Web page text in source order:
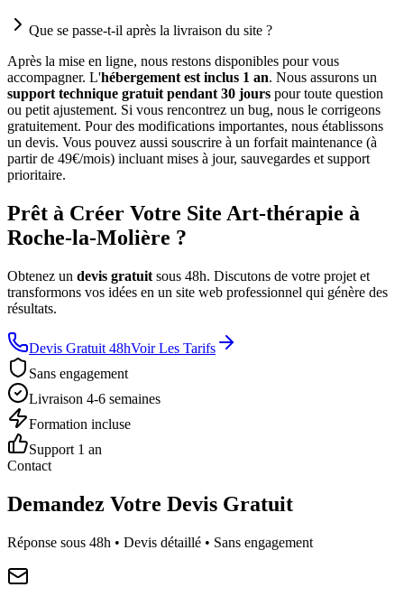
Que se passe-t-il après la livraison du site ?
Après la mise en ligne, nous restons disponibles pour vous
accompagner. L'hébergement est inclus 1 an. Nous assurons un
support technique gratuit pendant 30 jours pour toute question
ou petit ajustement. Si vous rencontrez un bug, nous le corrigeons
gratuitement. Pour des modifications importantes, nous établissons
un devis. Vous pouvez aussi souscrire à un forfait maintenance (à
partir de 49€/mois) incluant mises à jour, sauvegardes et support
prioritaire.
Prêt à Créer Votre Site Art-thérapie à
Roche-la-Molière ?
Obtenez un devis gratuit sous 48h. Discutons de votre projet et
transformons vos idées en un site web professionnel qui génère des
résultats.
Devis Gratuit 48hVoir Les Tarifs
Sans engagement
Livraison 4-6 semaines
Formation incluse
Support 1 an
Contact
Demandez Votre Devis Gratuit
Réponse sous 48h • Devis détaillé • Sans engagement